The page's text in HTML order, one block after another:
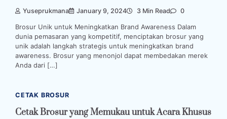
Yuseprukmana January 9, 2024 3 Min Read 0
Brosur Unik untuk Meningkatkan Brand Awareness Dalam
dunia pemasaran yang kompetitif, menciptakan brosur yang
unik adalah langkah strategis untuk meningkatkan brand
awareness. Brosur yang menonjol dapat membedakan merek
Anda dari […]
CETAK BROSUR
Cetak Brosur yang Memukau untuk Acara Khusus